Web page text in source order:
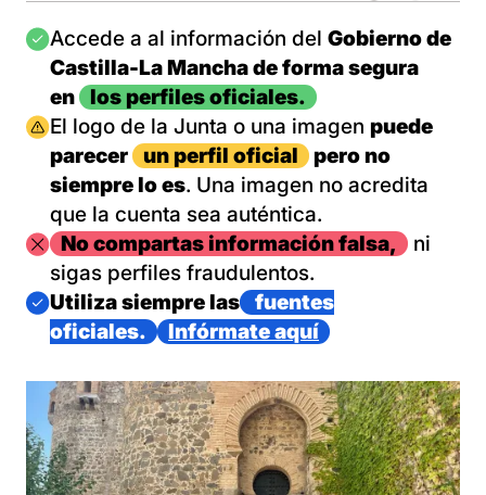
Imagen
Accede a al información del Gobierno de
Castilla-La Mancha de forma segura
en
los perfiles oficiales.
Imagen
El logo de la Junta o una imagen puede
parecer
un perfil oficial
pero no
siempre lo es. Una imagen no acredita
que la cuenta sea auténtica.
ImagenNo compartas información falsa,
ni
sigas perfiles fraudulentos.
Imagen
Utiliza siempre las
fuentes
oficiales.
Infórmate aquí